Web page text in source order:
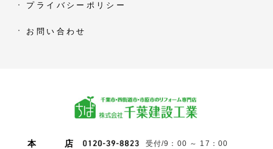
プライバシーポリシー
お問い合わせ
本 店 受付/9：00 ～ 17：00